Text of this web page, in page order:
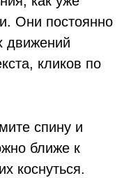
Они постоянно
движений
кликов по
спину и
ближе к
коснуться.